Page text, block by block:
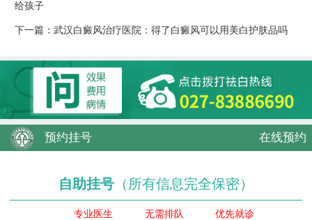
给孩子
下一篇： 武汉白癜风治疗医院：得了白癜风可以用美白护肤品吗
预约挂号 在线预约
自助挂号 （所有信息完全保密）
专业医生 无需排队 优先就诊